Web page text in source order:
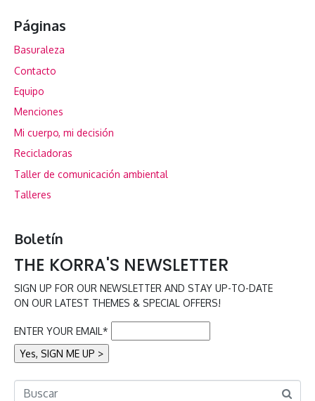
Páginas
Basuraleza
Contacto
Equipo
Menciones
Mi cuerpo, mi decisión
Recicladoras
Taller de comunicación ambiental
Talleres
Boletín
THE KORRA'S NEWSLETTER
SIGN UP FOR OUR NEWSLETTER AND STAY UP-TO-DATE
ON OUR LATEST THEMES & SPECIAL OFFERS!
ENTER YOUR EMAIL*